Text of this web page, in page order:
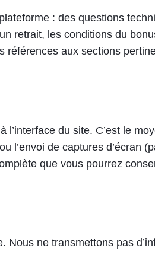
: des questions
retrait, les conditions du
aux sections
du site. C’est le
de captures d’écran
que vous pourrez
ne transmettons pas